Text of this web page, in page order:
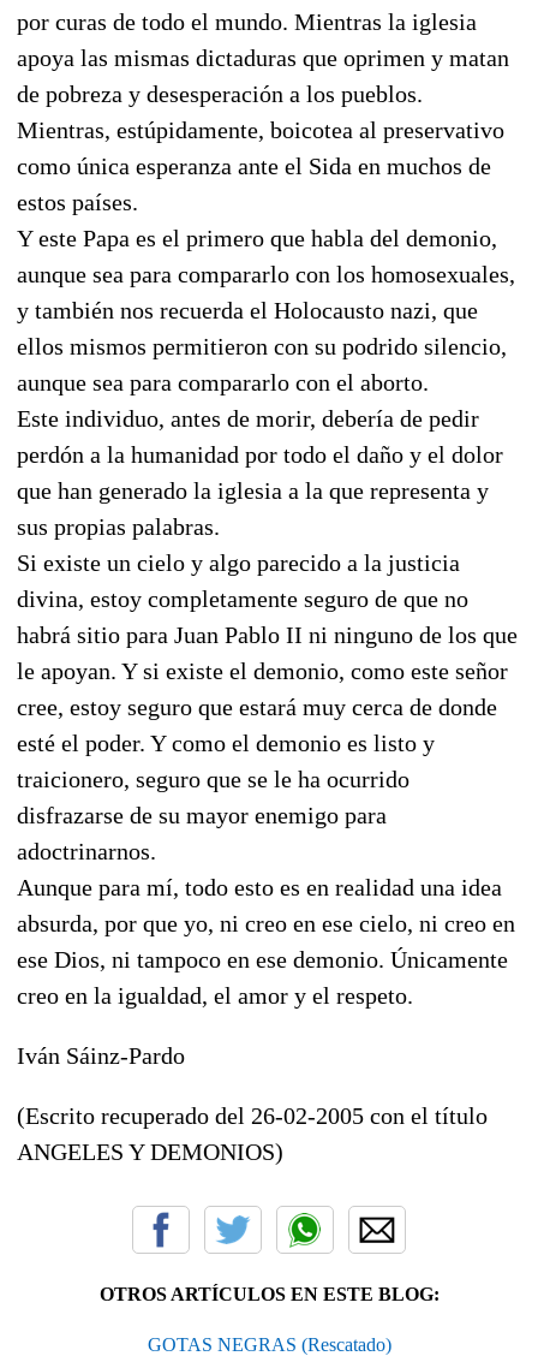
por curas de todo el mundo. Mientras la iglesia
apoya las mismas dictaduras que oprimen y matan
de pobreza y desesperación a los pueblos.
Mientras, estúpidamente, boicotea al preservativo
como única esperanza ante el Sida en muchos de
estos países.
Y este Papa es el primero que habla del demonio,
aunque sea para compararlo con los homosexuales,
y también nos recuerda el Holocausto nazi, que
ellos mismos permitieron con su podrido silencio,
aunque sea para compararlo con el aborto.
Este individuo, antes de morir, debería de pedir
perdón a la humanidad por todo el daño y el dolor
que han generado la iglesia a la que representa y
sus propias palabras.
Si existe un cielo y algo parecido a la justicia
divina, estoy completamente seguro de que no
habrá sitio para Juan Pablo II ni ninguno de los que
le apoyan. Y si existe el demonio, como este señor
cree, estoy seguro que estará muy cerca de donde
esté el poder. Y como el demonio es listo y
traicionero, seguro que se le ha ocurrido
disfrazarse de su mayor enemigo para
adoctrinarnos.
Aunque para mí, todo esto es en realidad una idea
absurda, por que yo, ni creo en ese cielo, ni creo en
ese Dios, ni tampoco en ese demonio. Únicamente
creo en la igualdad, el amor y el respeto.
Iván Sáinz-Pardo
(Escrito recuperado del 26-02-2005 con el título
ANGELES Y DEMONIOS)
OTROS ARTÍCULOS EN ESTE BLOG:
GOTAS NEGRAS (Rescatado)